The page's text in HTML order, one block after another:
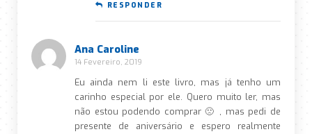
RESPONDER
Ana Caroline
14 Fevereiro, 2019
Eu ainda nem li este livro, mas já tenho um
carinho especial por ele. Quero muito ler, mas
não estou podendo comprar 🙁 , mas pedi de
presente de aniversário e espero realmente